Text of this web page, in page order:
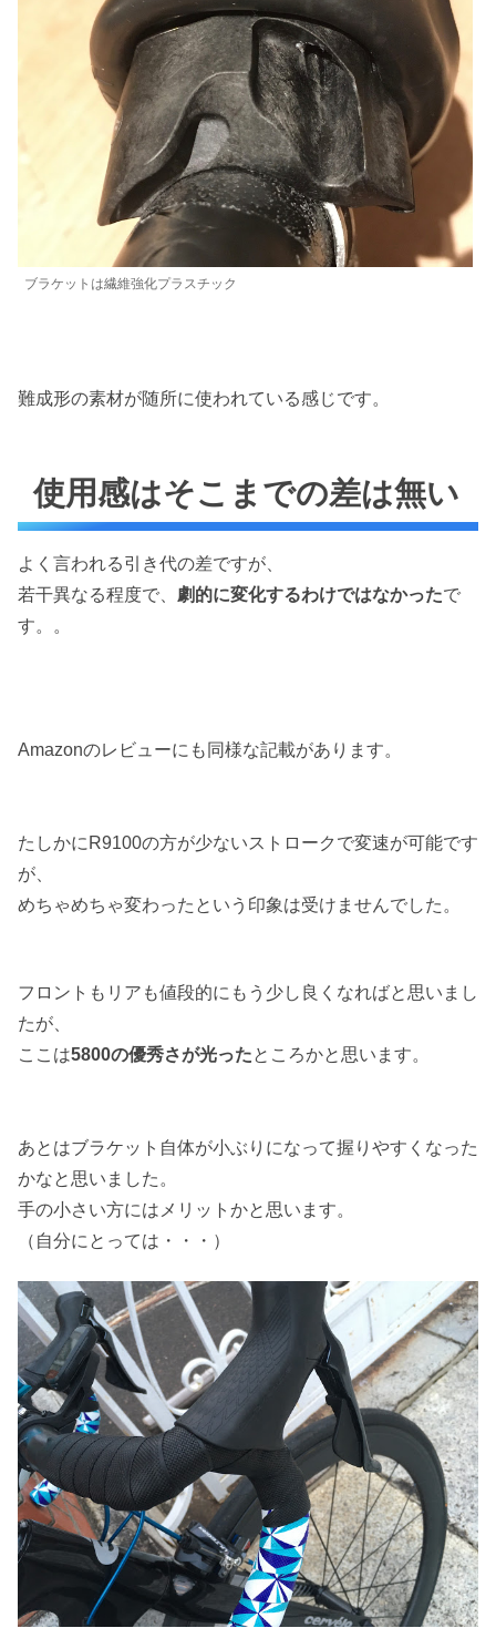
ブラケットは繊維強化プラスチック
難成形の素材が随所に使われている感じです。
使用感はそこまでの差は無い
よく言われる引き代の差ですが、
若干異なる程度で、 劇的に変化するわけではなかったで
す。。
Amazonのレビューにも同様な記載があります。
たしかにR9100の方が少ないストロークで変速が可能です
が、
めちゃめちゃ変わったという印象は受けませんでした。
フロントもリアも値段的にもう少し良くなればと思いまし
たが、
ここは5800の優秀さが光ったところかと思います。
あとはブラケット自体が小ぶりになって握りやすくなった
かなと思いました。
手の小さい方にはメリットかと思います。
（自分にとっては・・・）